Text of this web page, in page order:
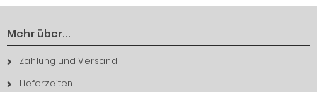
Mehr über...
Zahlung und Versand
Lieferzeiten